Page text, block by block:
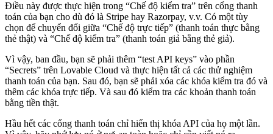
Điều này được thực hiện trong “Chế độ kiểm tra” trên cổng thanh
toán của bạn cho dù đó là Stripe hay Razorpay, v.v. Có một tùy
chọn để chuyển đổi giữa “Chế độ trực tiếp” (thanh toán thực bằng
thẻ thật) và “Chế độ kiểm tra” (thanh toán giả bằng thẻ giả).
Vì vậy, ban đầu, bạn sẽ phải thêm “test API keys” vào phần
“Secrets” trên Lovable Cloud và thực hiện tất cả các thử nghiệm
thanh toán của bạn. Sau đó, bạn sẽ phải xóa các khóa kiểm tra đó và
thêm các khóa trực tiếp. Và sau đó kiểm tra các khoản thanh toán
bằng tiền thật.
Hầu hết các cổng thanh toán chỉ hiển thị khóa API của họ một lần.